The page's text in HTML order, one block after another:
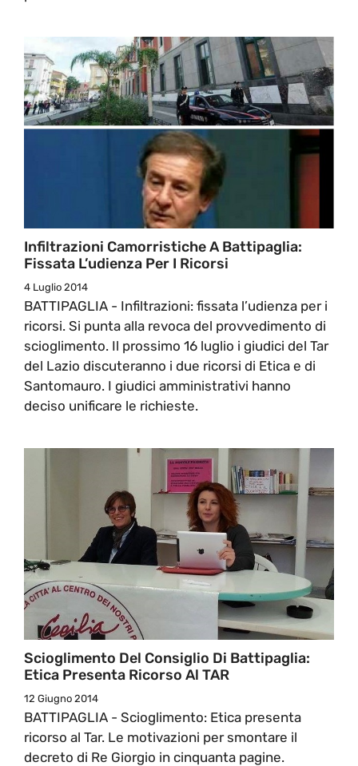
Infiltrazioni Camorristiche A Battipaglia:
Fissata L’udienza Per I Ricorsi
4 Luglio 2014
BATTIPAGLIA - Infiltrazioni: fissata l’udienza per i
ricorsi. Si punta alla revoca del provvedimento di
scioglimento. Il prossimo 16 luglio i giudici del Tar
del Lazio discuteranno i due ricorsi di Etica e di
Santomauro. I giudici amministrativi hanno
deciso unificare le richieste.
Scioglimento Del Consiglio Di Battipaglia:
Etica Presenta Ricorso Al TAR
12 Giugno 2014
BATTIPAGLIA - Scioglimento: Etica presenta
ricorso al Tar. Le motivazioni per smontare il
decreto di Re Giorgio in cinquanta pagine.